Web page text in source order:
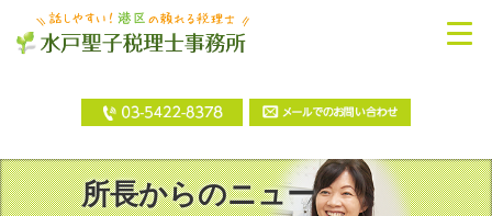
所長からのニュー